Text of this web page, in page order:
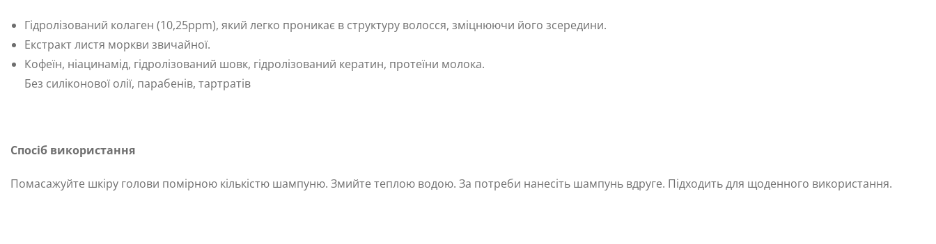
Гідролізований колаген (10,25ppm), який легко проникає в структуру волосся, зміцнюючи його зсередини.
Екстракт листя моркви звичайної.
Кофеїн, ніацинамід, гідролізований шовк, гідролізований кератин, протеїни молока.
Без силіконової олії, парабенів, тартратів
Спосіб використання
Помасажуйте шкіру голови помірною кількістю шампуню. Змийте теплою водою. За потреби нанесіть шампунь вдруге. Підходить для щоденного використання.